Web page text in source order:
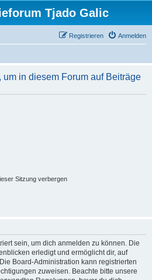
Tjado Galic
Anmelden
Registrieren
um in diesem Forum auf Beiträge
Sitzung verbergen
sein, um dich anmelden zu können. Die
erledigt und ermöglicht dir, auf
Board-Administration kann registrierten
zuweisen. Beachte bitte unsere